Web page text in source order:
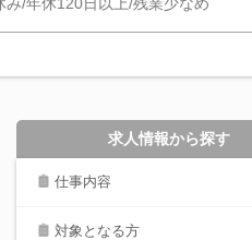
求人情報から探す
仕事内容
対象となる方